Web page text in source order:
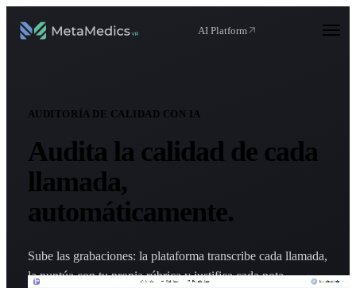
AI Platform
AUDITORÍA DE CALIDAD CON IA
Audita la calidad de cada
llamada,
automáticamente.
Sube las grabaciones: la plataforma transcribe cada llamada,
la puntúa con tu propia rúbrica y justifica cada nota.